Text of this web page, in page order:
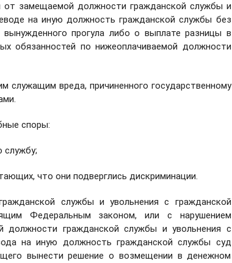
замещаемой должности гражданской службы и
на иную должность гражданской службы без
прогула либо о выплате разницы в
обязанностей по нижеоплачиваемой должности
служащим вреда, причиненного государственному
споры:
службу;
что они подверглись дискриминации.
службы и увольнения с гражданской
Федеральным законом, или с нарушением
должности гражданской службы и увольнения с
на иную должность гражданской службы суд
вынести решение о возмещении в денежном